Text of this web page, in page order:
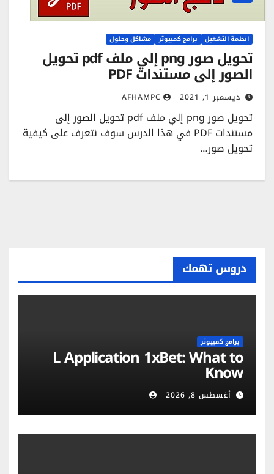
انظمة التشغيل برامج كمبيوتر مشاكل وحلول
تحويل صور png إلي ملف pdf تحويل
الصور إلى مستندات PDF
ديسمبر 1, 2021 AFHAMPC
تحويل صور png إلي ملف pdf تحويل الصور إلى
مستندات PDF في هذا الدرس سوف نتعرف على كيفية
تحويل صور…
دروس تهمك
برامج كمبيوتر
L Application 1xBet: What to
Know
أغسطس 8, 2026